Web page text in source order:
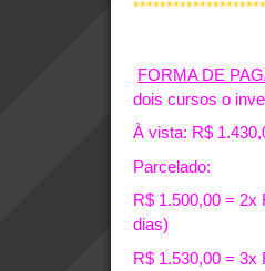
FORMA DE
dois cursos o
À vista: R$
Parcelado:
R$ 1.500,00 = 2x
dias)
R$ 1.530,00 = 3x